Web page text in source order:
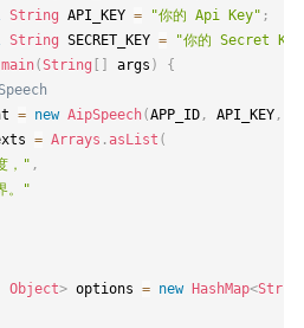
String API_KEY = "你的 Api Key" ;
String SECRET_KEY =
"你的 Secret
main(String [ ] args )
{
= new AipSpeech(APP_ID, API_KEY,
= Arrays . asList (
，" ,
。"
Object> options = new HashMap<